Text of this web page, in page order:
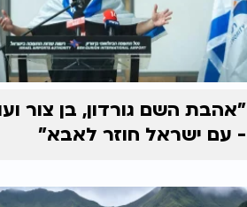
"אהבת השם גורדון, בן צור
- עם ישראל חוזר לאבא"